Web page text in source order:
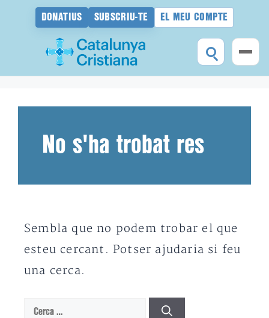
DONATIUS SUBSCRIU-TE EL MEU COMPTE
No s'ha trobat res
Sembla que no podem trobar el que
esteu cercant. Potser ajudaria si feu
una cerca.
Cerca: